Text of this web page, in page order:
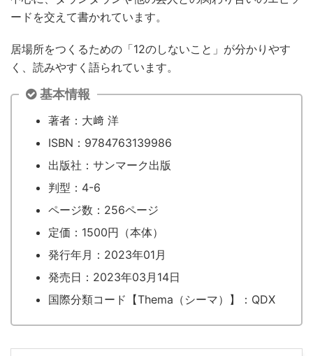
ードを交えて書かれています。
居場所をつくるための「12のしないこと」が分かりやす
く、読みやすく語られています。
基本情報
著者：大﨑 洋
ISBN：9784763139986
出版社：サンマーク出版
判型：4-6
ページ数：256ページ
定価：1500円（本体）
発行年月：2023年01月
発売日：2023年03月14日
国際分類コード【Thema（シーマ）】：QDX